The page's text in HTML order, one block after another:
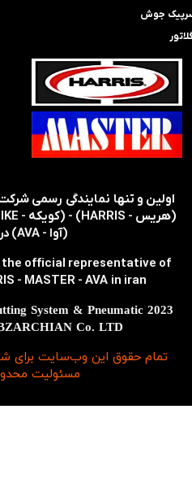
جوش
تمام حقوق اين وب‌سايت برای
مسئولیت
System & Pneumatic
Co. LTD
(آوا - AVA) در ایران
the official representative of
- MASTER - AVA in iran